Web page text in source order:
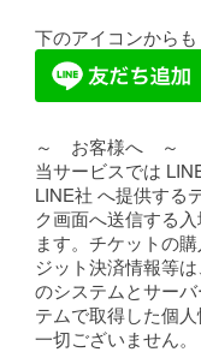
下のアイコンからも
～ お客様へ ～
当サービスでは
LINE社 へ提供する
ク画面へ送信する
ます。チケットの
ジット決済情報等
のシステムとサー
テムで取得した個
一切ございません。